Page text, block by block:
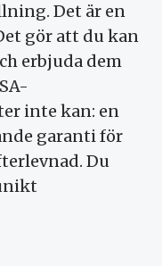
Det är en
gör att du kan
erbjuda dem
inte kan: en
garanti för
Du